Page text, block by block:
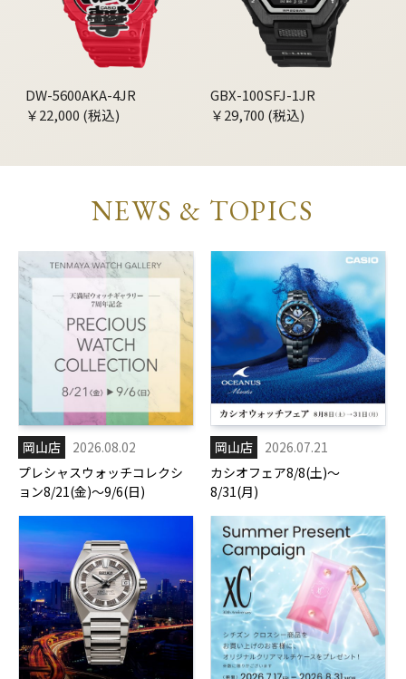
DW-5600AKA-4JR
￥22,000 (税込)
GBX-100SFJ-1JR
￥29,700 (税込)
NEWS & TOPICS
岡山店
2026.08.02
プレシャスウォッチコレクシ
ョン8/21(金)～9/6(日)
岡山店
2026.07.21
カシオフェア8/8(土)～
8/31(月)